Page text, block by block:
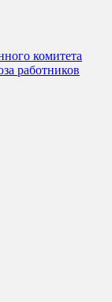
комитета
работников